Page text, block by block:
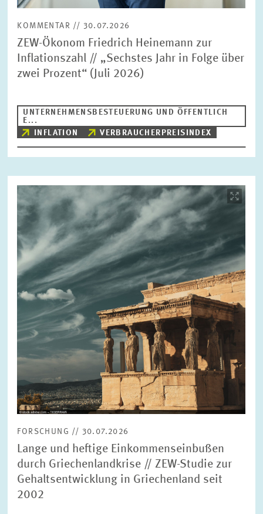
KOMMENTAR // 30.07.2026
ZEW-Ökonom Friedrich Heinemann zur
Inflationszahl // „Sechstes Jahr in Folge über
zwei Prozent“ (Juli 2026)
UNTERNEHMENSBESTEUERUNG UND ÖFFENTLICH
E...
INFLATION
VERBRAUCHERPREISINDEX
öffnet
in
vergrößerter
Ansicht
FORSCHUNG // 30.07.2026
Lange und heftige Einkommenseinbußen
durch Griechenlandkrise // ZEW-Studie zur
Gehaltsentwicklung in Griechenland seit
2002